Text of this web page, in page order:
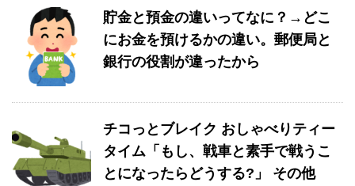
貯金と預金の違いってなに？→どこ
にお金を預けるかの違い。郵便局と
銀行の役割が違ったから
チコっとブレイク おしゃべりティー
タイム「もし、戦車と素手で戦うこ
とになったらどうする?」 その他